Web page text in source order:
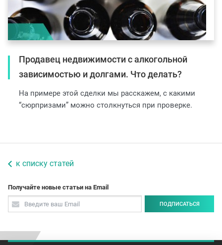
Продавец недвижимости с алкогольной
зависимостью и долгами. Что делать?
На примере этой сделки мы расскажем, с какими
“сюрпризами” можно столкнуться при проверке.
к списку статей
Получайте новые статьи на Email
ПОДПИСАТЬСЯ